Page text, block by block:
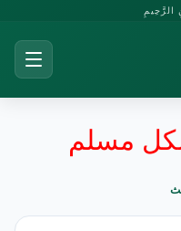
الرَّحِيمِ
مسلم